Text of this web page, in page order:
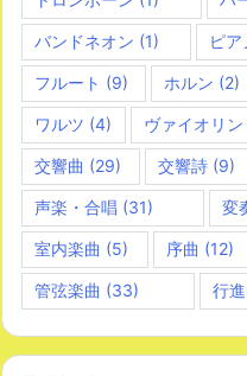
バンドネオン (1) ピア
フルート (9) ホルン (2)
ワルツ (4) ヴァイオリン
交響曲 (29) 交響詩(9)
声楽・合唱 (31) 変
室内楽曲 (5) 序曲 (12)
管弦楽曲 (33) 行